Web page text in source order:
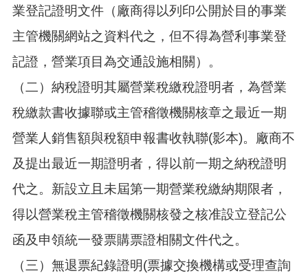
業登記證明文件（廠商得以列印公開於目的事業
主管機關網站之資料代之，但不得為營利事業登
記證，營業項目為交通設施相關）。
（二）納稅證明其屬營業稅繳稅證明者，為營業
稅繳款書收據聯或主管稽徵機關核章之最近一期
營業人銷售額與稅額申報書收執聯(影本)。廠商不
及提出最近一期證明者，得以前一期之納稅證明
代之。新設立且未屆第一期營業稅繳納期限者，
得以營業稅主管稽徵機關核發之核准設立登記公
函及申領統一發票購票證相關文件代之。
（三）無退票紀錄證明(票據交換機構或受理查詢